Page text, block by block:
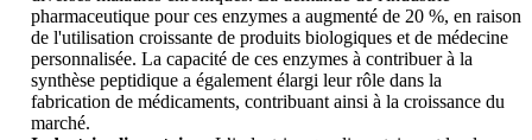
pharmaceutique pour ces enzymes a augmenté de 20 %, en raison
de l'utilisation croissante de produits biologiques et de médecine
personnalisée. La capacité de ces enzymes à contribuer à la
synthèse peptidique a également élargi leur rôle dans la
fabrication de médicaments, contribuant ainsi à la croissance du
marché.